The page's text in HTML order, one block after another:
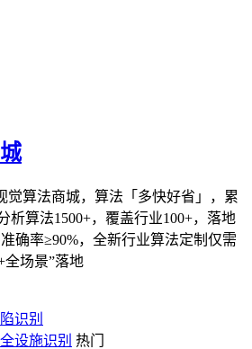
觉算法商城，算法「多快好省」，累
析算法1500+，覆盖行业100+，落地
确率≥90%，全新行业算法定制仅需
全场景”落地
识别
设施识别 热门